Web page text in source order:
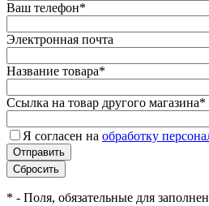
Ваш телефон*
Электронная почта
Название товара*
Ссылка на товар другого магазина*
Я согласен на обработку
* - Поля, обязательные для